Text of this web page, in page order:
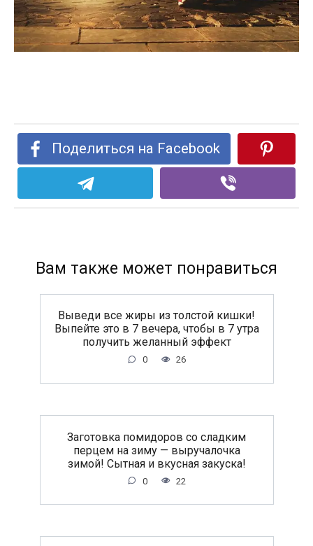
Поделиться на Facebook
Вам также может понравиться
Выведи все жиры из толстой кишки!
Выпейте это в 7 вечера, чтобы в 7 утра
получить желанный эффект
0 26
Заготовка помидоров со сладким
перцем на зиму — выручалочка
зимой! Сытная и вкусная закуска!
0 22